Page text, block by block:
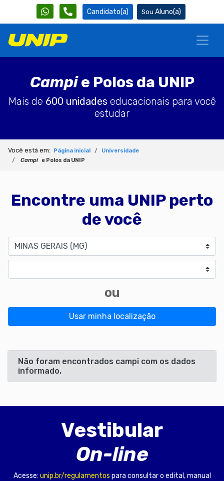
Candidato(a) Aluno(a)
Campie Polos da UNIP
Mais de 600 unidades educacionais para você
estudar
Você está em: Página inicial
Universidade
Campi
e Polos da UNIP
Encontre uma UNIP perto
de você
Estado
ou
Usar minha localização
Não foram encontrados campi com os dados
informado.
Vestibular
On-line
Acesse: unip.br/regulamentos para consultar o edital, manual